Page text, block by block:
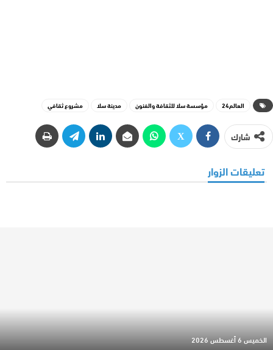
العالم24 مؤسسة سلا للثقافة والفنون مدينة سلا مشروع ثقافي
شارك
تعليقات الزوار
الخميس 6 أغسطس 2026